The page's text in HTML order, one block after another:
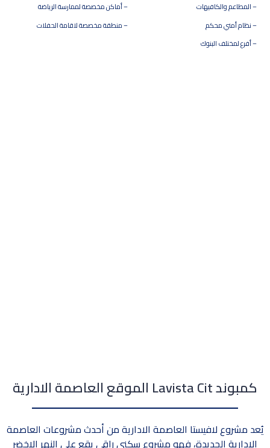
– المطاعم والكافيهات
– نظام أمني محكم
– أفرع لمختلف البنوك
– أماكن مخصصة لممارسة الرياضة
– منطقة مخصصة لاقامة الحفلات
كمبوند Lavista Cit الموقع العاصمة الادارية
يُعد مشروع لافيستا العاصمة الادارية من أحدث مشروعات العاصمة
الإدارية الجديدة، فهو مشروع سكني راقي يقع علي النهر الاخضر